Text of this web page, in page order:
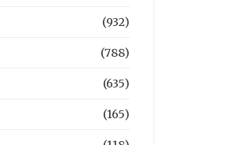
(932)
(788)
(635)
(165)